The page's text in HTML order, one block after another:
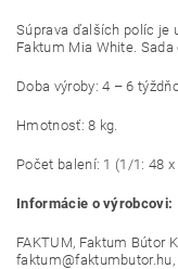
Súprava ďalších políc je
Faktum Mia White.
Doba výroby: 4 – 6
Hmotnosť: 8 kg.
Počet balení: 1 (1/1: 48
Informácie o výrobcovi:
FAKTUM, Faktum Bútor